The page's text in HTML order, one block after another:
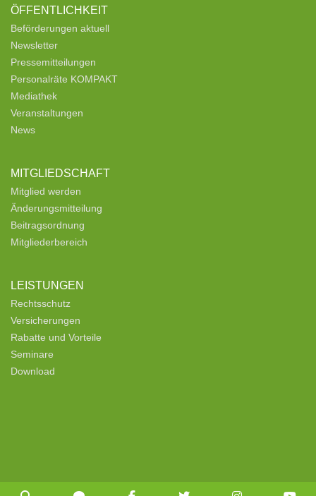
ÖFFENTLICHKEIT
Beförderungen aktuell
Newsletter
Pressemitteilungen
Personalräte KOMPAKT
Mediathek
Veranstaltungen
News
MITGLIEDSCHAFT
Mitglied werden
Änderungsmitteilung
Beitragsordnung
Mitgliederbereich
LEISTUNGEN
Rechtsschutz
Versicherungen
Rabatte und Vorteile
Seminare
Download